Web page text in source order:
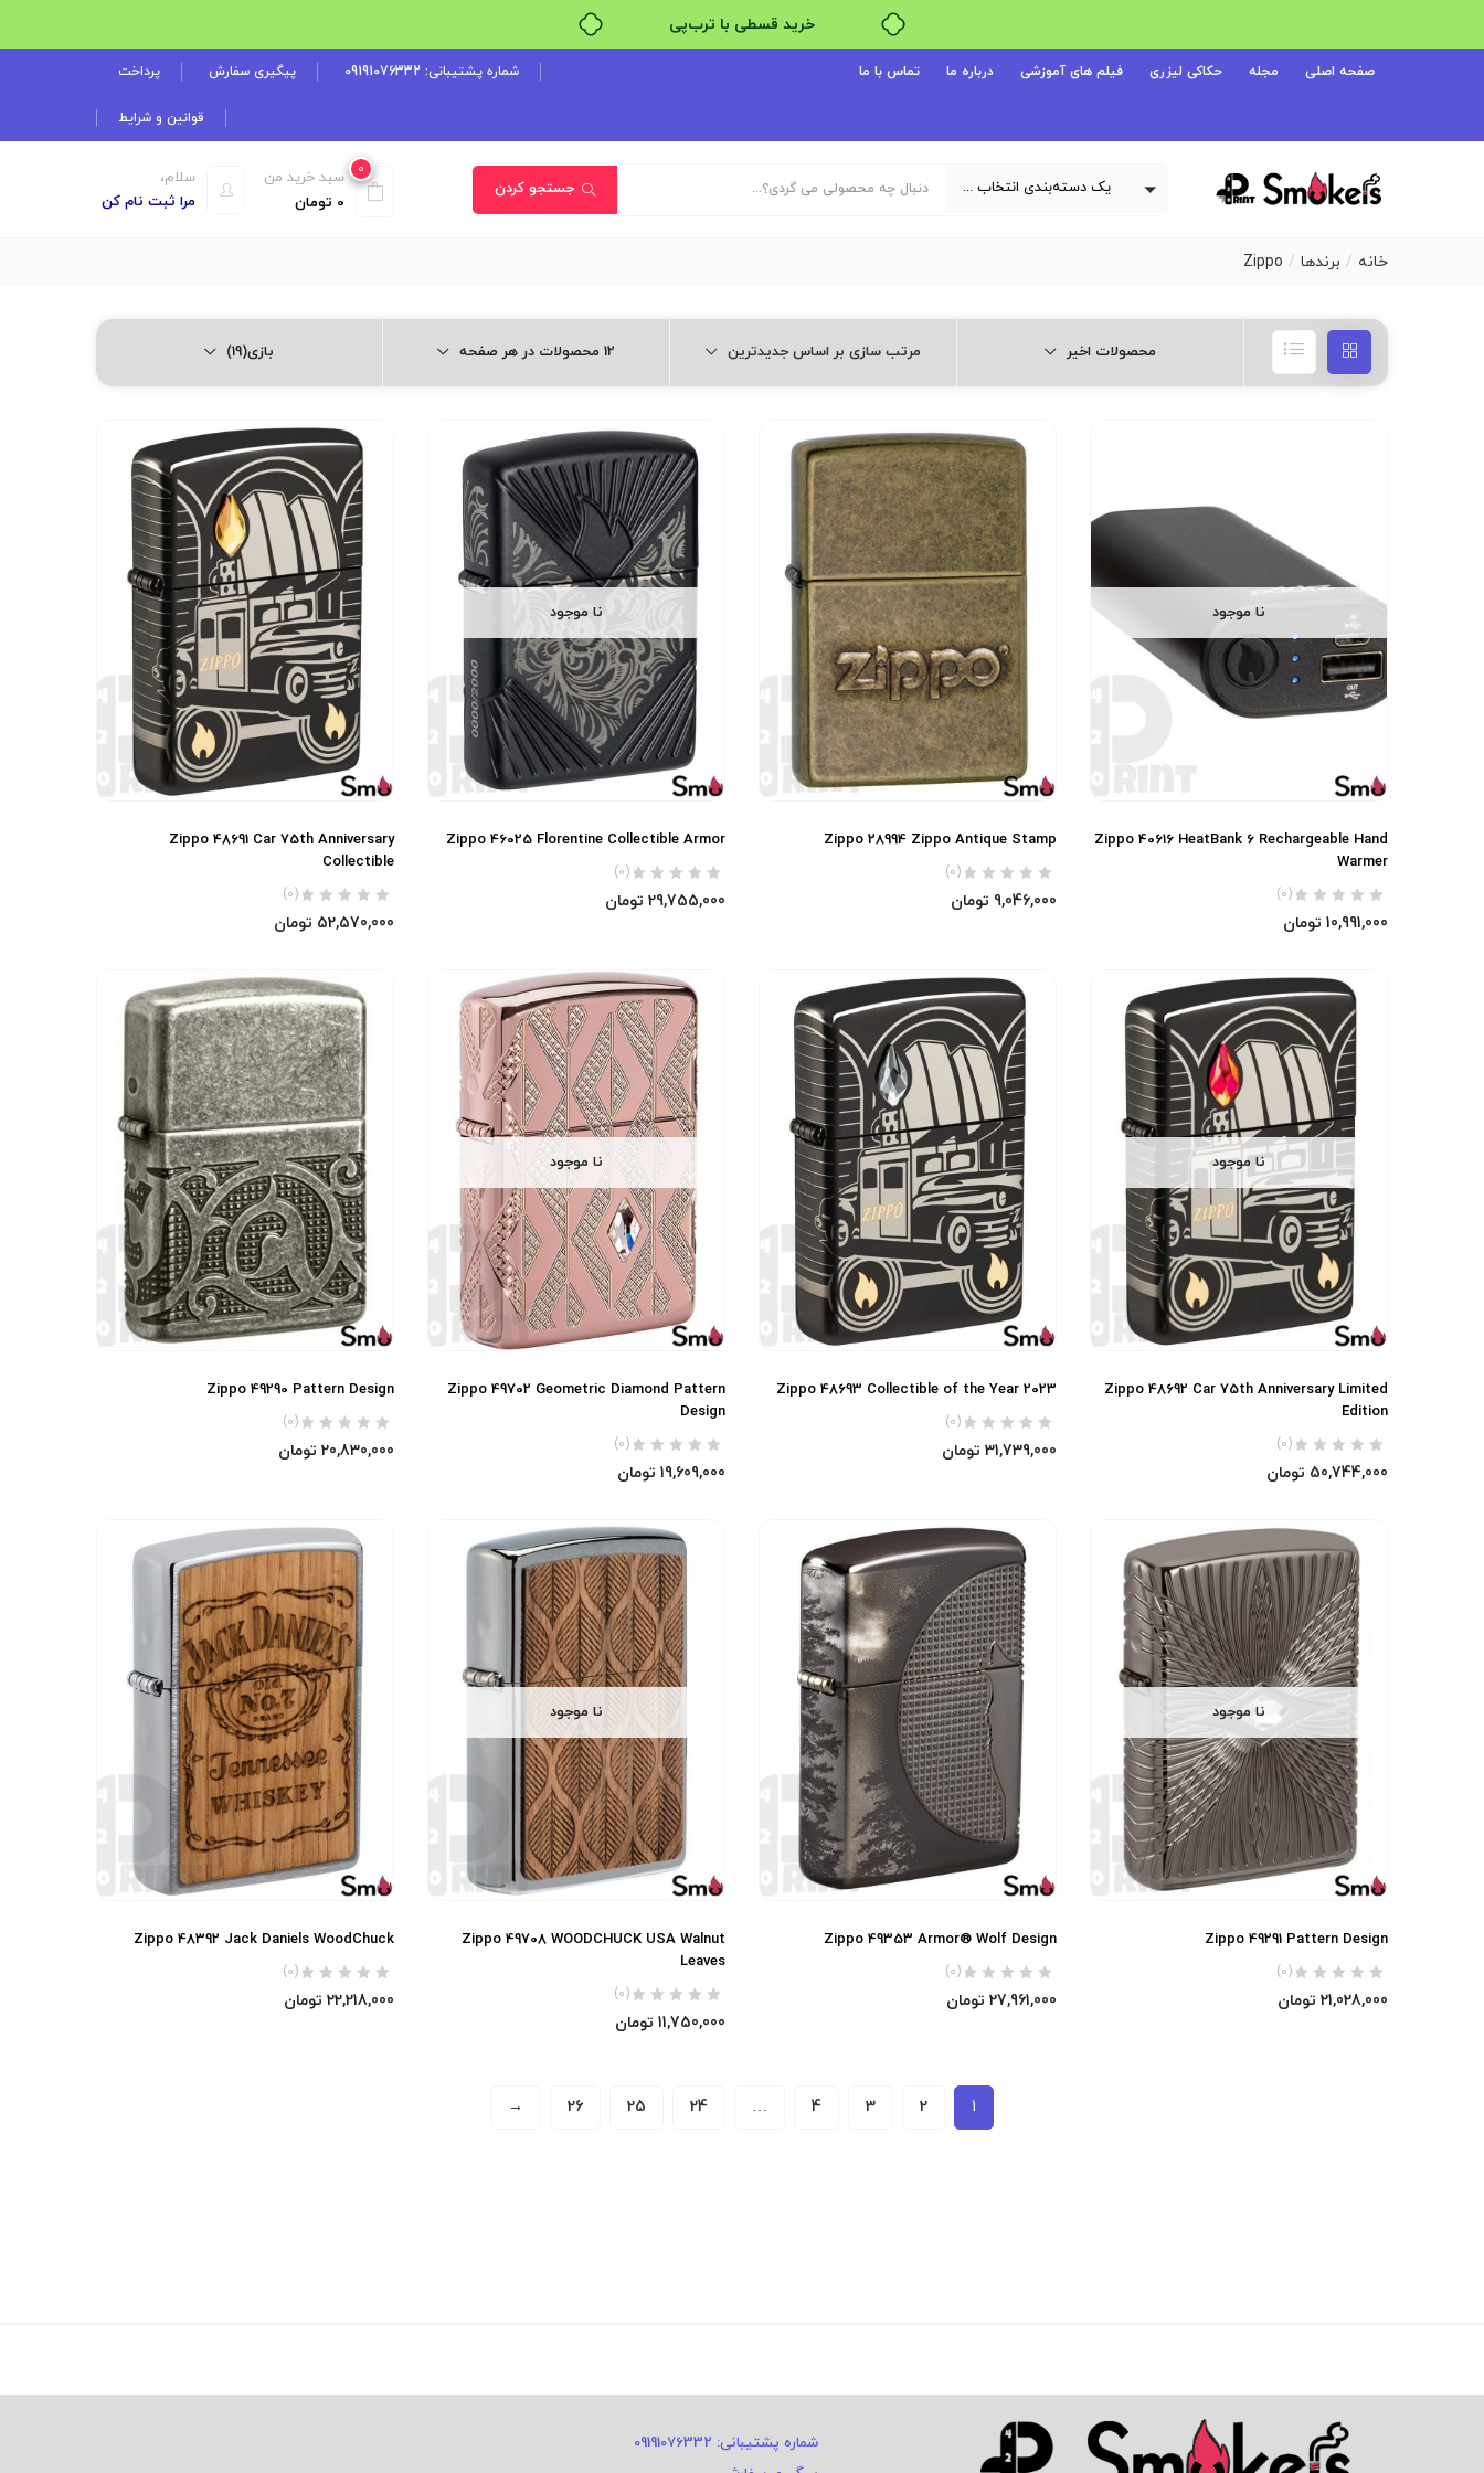
خرید قسطی با ترب‌پی
صفحه اصلی مجله حکاکی لیزری فیلم های آموزشی درباره ما تماس با ما شماره پشتیبانی: 09191076332 پیگیری سفارش پرداخت
قوانین و شرایط
یک دسته‌بندی انتخاب کنید جستجو کردن
سلام،
مرا ثبت نام کن
0
سبد خرید من
0 تومان
خانه برندها Zippo
محصولات اخیر مرتب سازی بر اساس جدیدترین 12 محصولات در هر صفحه بازی(19)
نا موجود
Zippo 40616 HeatBank 6 Rechargeable Hand
Warmer
(0)
10,991,000 تومان
Zippo 28994 Zippo Antique Stamp
(0)
9,046,000 تومان
نا موجود
Zippo 46025 Florentine Collectible Armor
(0)
29,755,000 تومان
Zippo 48691 Car 75th Anniversary
Collectible
(0)
52,570,000 تومان
نا موجود
Zippo 48692 Car 75th Anniversary Limited
Edition
(0)
50,744,000 تومان
Zippo 48693 Collectible of the Year 2023
(0)
31,739,000 تومان
نا موجود
Zippo 49702 Geometric Diamond Pattern
Design
(0)
19,609,000 تومان
Zippo 49290 Pattern Design
(0)
20,830,000 تومان
نا موجود
Zippo 49291 Pattern Design
(0)
21,028,000 تومان
Zippo 49353 Armor® Wolf Design
(0)
27,961,000 تومان
نا موجود
Zippo 49708 WOODCHUCK USA Walnut
Leaves
(0)
11,750,000 تومان
Zippo 48392 Jack Daniels WoodChuck
(0)
22,218,000 تومان
1
2
3
4
…
24
25
26
→
شماره پشتیبانی: 09191076332